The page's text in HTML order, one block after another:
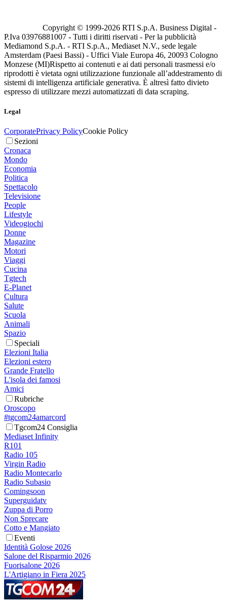
Copyright © 1999-2026 RTI S.p.A. Business Digital -
P.Iva 03976881007 - Tutti i diritti riservati - Per la pubblicità
Mediamond S.p.A. - RTI S.p.A., Mediaset N.V., sede legale
Amsterdam (Paesi Bassi) - Uffici Viale Europa 46, 20093 Cologno
Monzese (MI)Rispetto ai contenuti e ai dati personali trasmessi e/o
riprodotti è vietata ogni utilizzazione funzionale all’addestramento di
sistemi di intelligenza artificiale generativa. È altresì fatto divieto
espresso di utilizzare mezzi automatizzati di data scraping.
Legal
CorporatePrivacy PolicyCookie Policy
Sezioni
Cronaca
Mondo
Economia
Politica
Spettacolo
Televisione
People
Lifestyle
Videogiochi
Donne
Magazine
Motori
Viaggi
Cucina
Tgtech
E-Planet
Cultura
Salute
Scuola
Animali
Spazio
Speciali
Elezioni Italia
Elezioni estero
Grande Fratello
L'isola dei famosi
Amici
Rubriche
Oroscopo
#tgcom24amarcord
Tgcom24 Consiglia
Mediaset Infinity
R101
Radio 105
Virgin Radio
Radio Montecarlo
Radio Subasio
Comingsoon
Superguidatv
Zuppa di Porro
Non Sprecare
Cotto e Mangiato
Eventi
Identità Golose 2026
Salone del Risparmio 2026
Fuorisalone 2026
L'Artigiano in Fiera 2025